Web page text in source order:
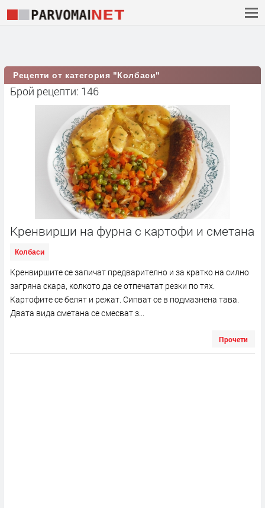
Рецепти от категория "Колбаси"
Брой рецепти: 146
Кренвирши на фурна с картофи и сметана
Колбаси
Кренвиршите се запичат предварително и за кратко на силно
загряна скара, колкото да се отпечатат резки по тях.
Картофите се белят и режат. Сипват се в подмазнена тава.
Двата вида сметана се смесват з...
Прочети